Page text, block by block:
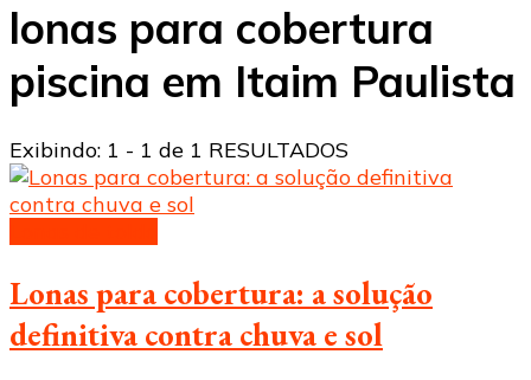
lonas para cobertura
piscina em Itaim Paulista
Exibindo: 1 - 1 de 1 RESULTADOS
Lonas para cobertura: a solução
definitiva contra chuva e sol